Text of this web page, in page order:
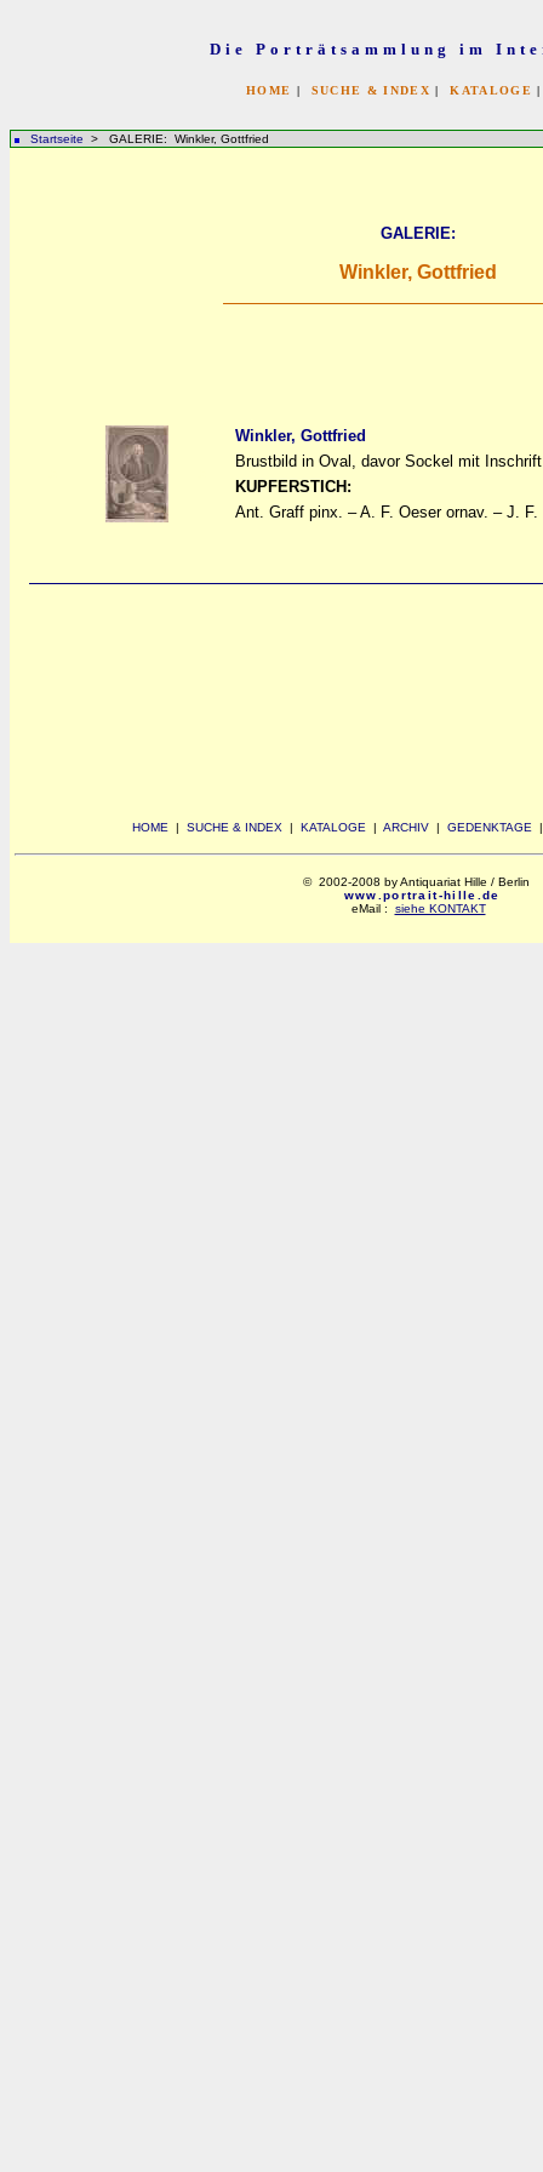
Die Porträtsammlung im
HOME | SUCHE & INDEX |KATALOGE
Startseite > GALERIE: Winkler, Gottfried
GALERIE:
Winkler, Gottfried
Winkler, Gottfried
Brustbild in Oval, davor Sockel mit
KUPFERSTICH:
Ant. Graff pinx. – A. F. Oeser ornav. – J.
HOME | SUCHE & INDEX | KATALOGE | ARCHIV | GEDENKTAGE
© 2002-2008 by Antiquariat Hille / Berlin
www.portrait-hille.de
eMail : siehe KONTAKT